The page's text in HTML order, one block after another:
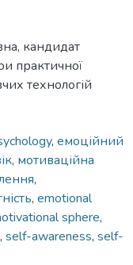
кандидат
практичної
технологій
, емоційний
, мотиваційна
,
, emotional
sphere,
, self-awareness, self-